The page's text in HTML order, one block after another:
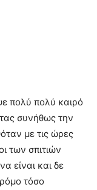
πολύ πολύ καιρό
συνήθως την
με τις ώρες
των σπιτιών
είναι και δε
τόσο